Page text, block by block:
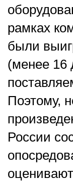
рамках
были
(менее 16
Поэтому,
России